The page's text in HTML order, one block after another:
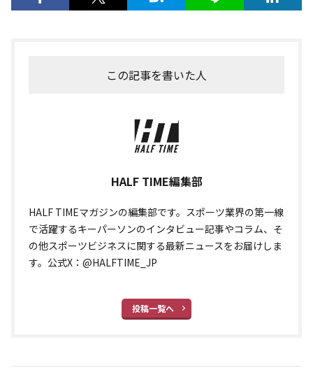
この記事を書いた人
HALF TIME編集部
HALF TIMEマガジンの編集部です。スポーツ業界の第一線
で活躍するキーパーソンのインタビュー記事やコラム、そ
の他スポーツビジネスに関する最新ニュースをお届けしま
す。公式X：@HALFTIME_JP
投稿一覧へ